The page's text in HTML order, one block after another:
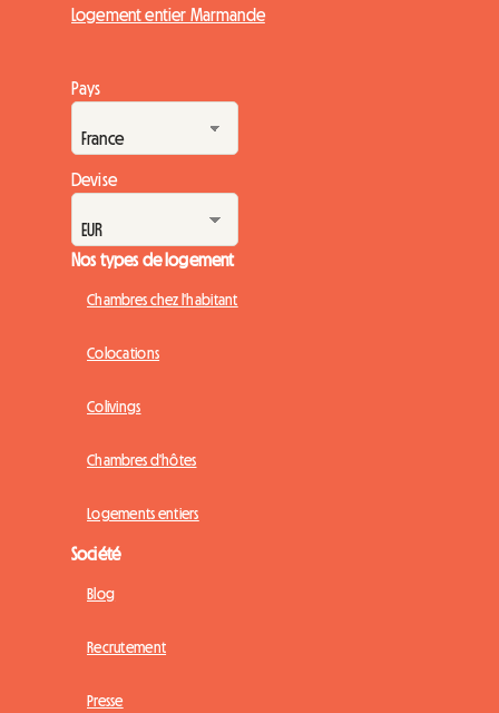
Logement entier Marmande
Pays
Devise
Nos types de logement
Chambres chez l'habitant
Colocations
Colivings
Chambres d'hôtes
Logements entiers
Société
Blog
Recrutement
Presse